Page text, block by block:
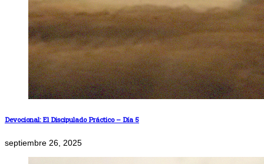
Devocional: El Discipulado Práctico – Día 5
septiembre 26, 2025